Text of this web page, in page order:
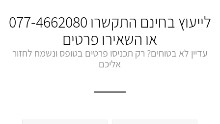
לייעוץ בחינם התקשרו 077-4662080
או השאירו פרטים
עדיין לא בטוחים? רק תכניסו פרטים בטופס ונשמח לחזור
אליכם